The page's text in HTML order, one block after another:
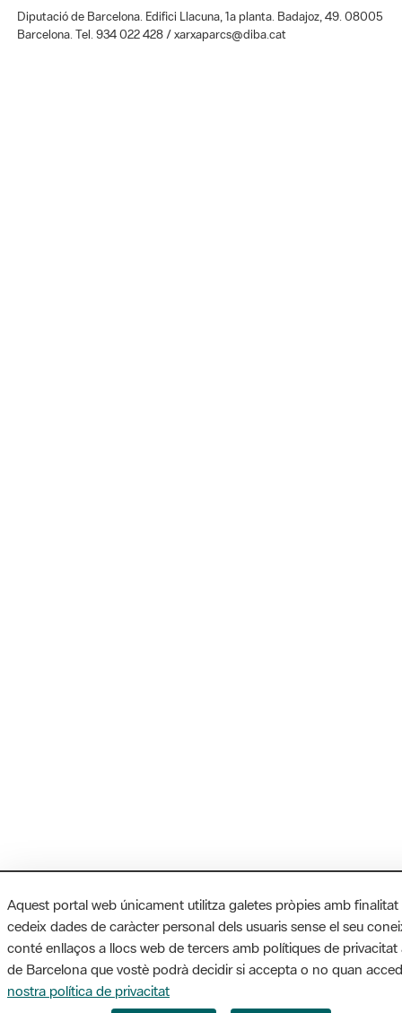
Diputació de Barcelona. Edifici Llacuna, 1a planta. Badajoz, 49. 08005
Barcelona. Tel. 934 022 428 / xarxaparcs@diba.cat
Aquest portal web únicament utilitza galetes pròpies amb
cedeix dades de caràcter personal dels usuaris sense el seu
conté enllaços a llocs web de tercers amb polítiques de privacitat
de Barcelona que vostè podrà decidir si accepta o no quan
nostra política de privacitat